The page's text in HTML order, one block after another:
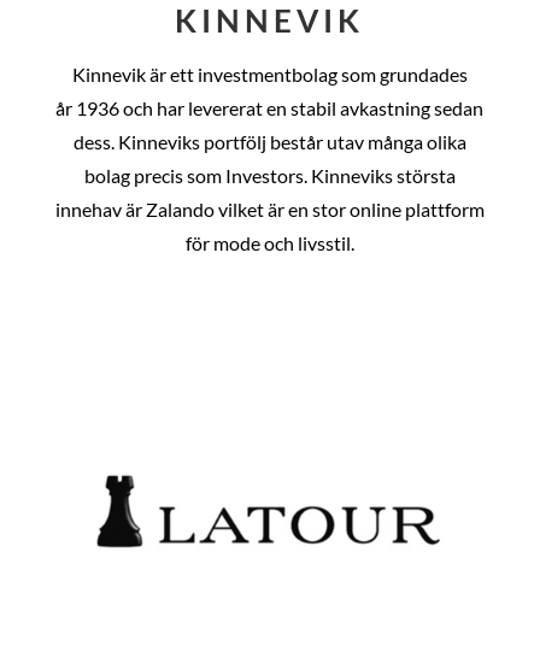
KINNEVIK
Kinnevik är ett investmentbolag som grundades
år 1936 och har levererat en stabil avkastning sedan
dess. Kinneviks portfölj består utav många olika
bolag precis som Investors. Kinneviks största
innehav är Zalando vilket är en stor online plattform
för mode och livsstil.